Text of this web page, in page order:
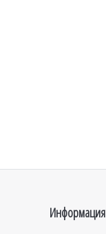
Информация